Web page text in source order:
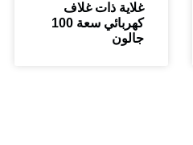
غلاية ذات غلاف
كهربائي سعة 100